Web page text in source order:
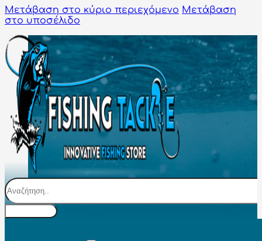
Μετάβαση στο κύριο περιεχόμενο Μετάβαση
στο υποσέλιδο
Αναζήτηση